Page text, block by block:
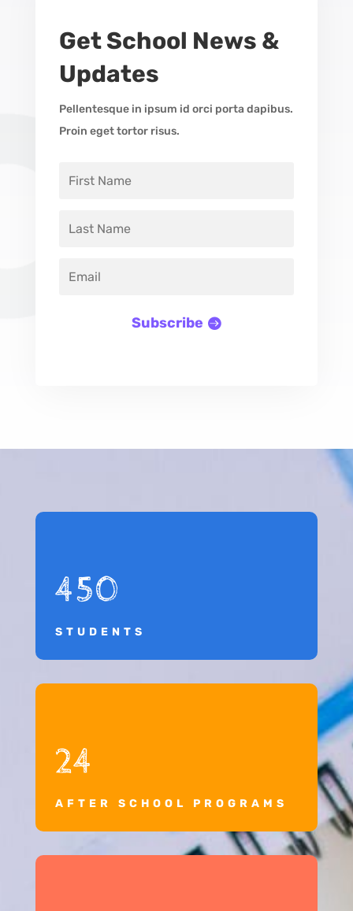
Get School News &
Updates
Pellentesque in ipsum id orci porta dapibus.
Proin eget tortor risus.
Subscribe
450
STUDENTS
24
AFTER SCHOOL PROGRAMS